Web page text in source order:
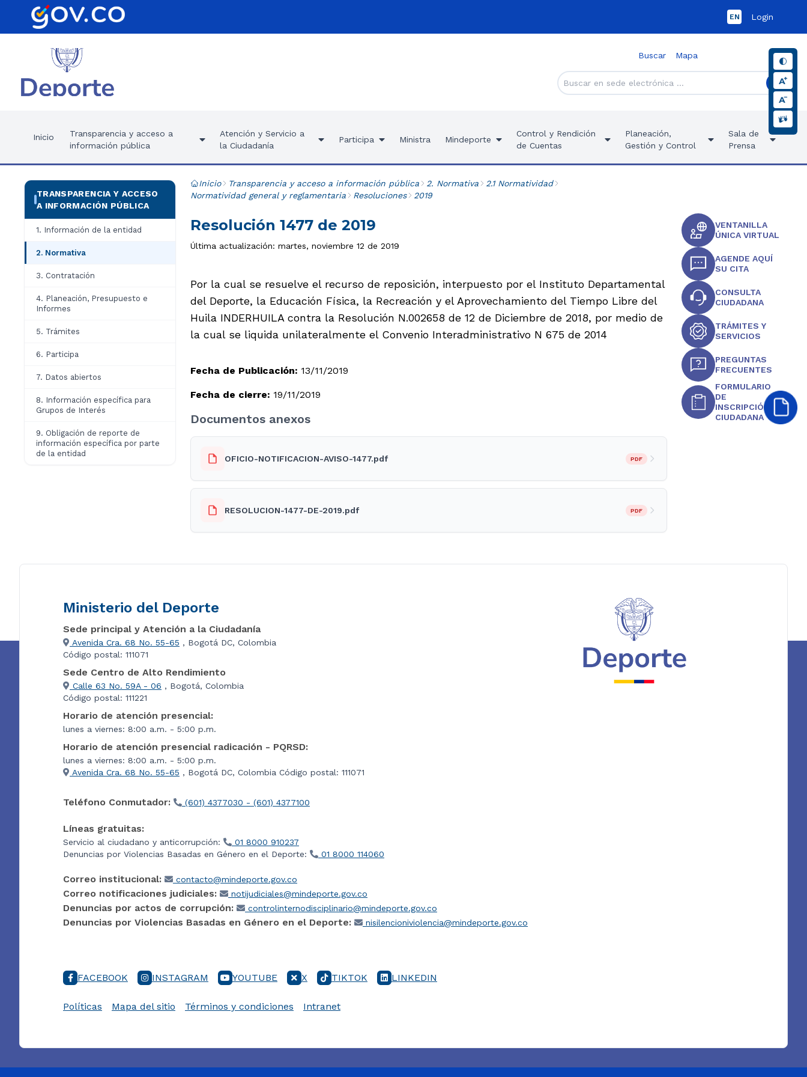
EN Login
Buscar Mapa
Inicio
Transparencia y acceso a
información pública
Atención y Servicio a
la Ciudadanía
Participa Ministra Mindeporte
Control y Rendición
de Cuentas
Planeación,
Gestión y Control
Sala de
Prensa
TRANSPARENCIA Y ACCESO
A INFORMACIÓN PÚBLICA
1. Información de la entidad
2. Normativa
3. Contratación
4. Planeación, Presupuesto e
Informes
5. Trámites
6. Participa
7. Datos abiertos
8. Información específica para
Grupos de Interés
9. Obligación de reporte de
información específica por parte
de la entidad
Inicio Transparencia y acceso a información pública 2. Normativa
2.1 Normatividad
Normatividad general y reglamentaria
Resoluciones 2019
Resolución 1477 de 2019
Última actualización: martes, noviembre 12 de 2019
Por la cual se resuelve el recurso de reposición, interpuesto por el Instituto Departamental
del Deporte, la Educación Física, la Recreación y el Aprovechamiento del Tiempo Libre del
Huila INDERHUILA contra la Resolución N.002658 de 12 de Diciembre de 2018, por medio de
la cual se liquida unilateralmente el Convenio Interadministrativo N 675 de 2014
Fecha de Publicación: 13/11/2019
Fecha de cierre: 19/11/2019
Documentos anexos
OFICIO-NOTIFICACION-AVISO-1477.pdf PDF
RESOLUCION-1477-DE-2019.pdf PDF
VENTANILLA
ÚNICA VIRTUAL
AGENDE AQUÍ
SU CITA
CONSULTA
CIUDADANA
TRÁMITES Y
SERVICIOS
PREGUNTAS
FRECUENTES
FORMULARIO
DE
INSCRIPCIÓN
CIUDADANA
Ministerio del Deporte
Sede principal y Atención a la Ciudadanía
Avenida Cra. 68 No. 55-65 , Bogotá DC, Colombia
Código postal: 111071
Sede Centro de Alto Rendimiento
Calle 63 No. 59A - 06 , Bogotá, Colombia
Código postal: 111221
Horario de atención presencial:
lunes a viernes: 8:00 a.m. - 5:00 p.m.
Horario de atención presencial radicación - PQRSD:
lunes a viernes: 8:00 a.m. - 5:00 p.m.
Avenida Cra. 68 No. 55-65 , Bogotá DC, Colombia Código postal: 111071
Teléfono Conmutador: (601) 4377030 - (601) 4377100
Líneas gratuitas:
Servicio al ciudadano y anticorrupción:
01 8000 910237
Denuncias por Violencias Basadas en Género en el Deporte:
01 8000 114060
Correo institucional: contacto@mindeporte.gov.co
Correo notificaciones judiciales: notijudiciales@mindeporte.gov.co
Denuncias por actos de corrupción: controlinternodisciplinario@mindeporte.gov.co
Denuncias por Violencias Basadas en Género en el Deporte: nisilencioniviolencia@mindeporte.gov.co
FACEBOOK INSTAGRAM YOUTUBE X TIKTOK LINKEDIN
Políticas Mapa del sitio Términos y condiciones Intranet